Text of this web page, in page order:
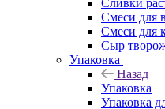
Сливки
Смеси для
Смеси для
Сыр
Упаковка
Назад
Упаковка
Упаковка